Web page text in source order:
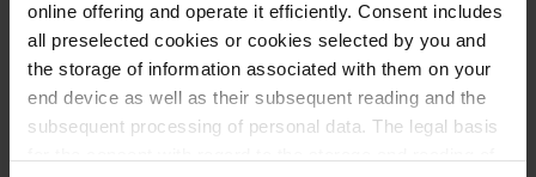
online offering and operate it efficiently. Consent includes
all preselected cookies or cookies selected by you and
the storage of information associated with them on your
end device as well as their subsequent reading and the
subsequent processing of personal data. The legal basis
Neueste Beiträge
Mönchsgrasmücke: Kleine Insektenjägerin
Die Mönchsgrasmücke ist eine Vogelart aus der Familie der
Grasmücken und ist ein kleiner lebhafter Vogel, der sich
hauptsächlich von Insekten ernährt.